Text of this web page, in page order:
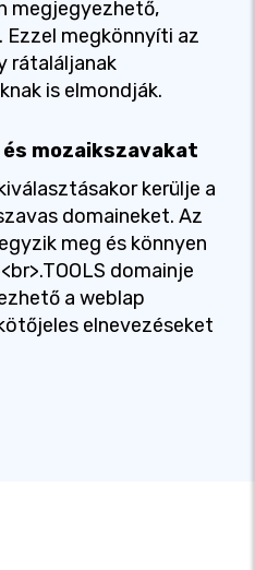
megjegyezhető,
megkönnyíti az
rátaláljanak
is elmondják.
mozaikszavakat
kerülje a
domaineket. Az
meg és könnyen
domainje
a weblap
elnevezéseket